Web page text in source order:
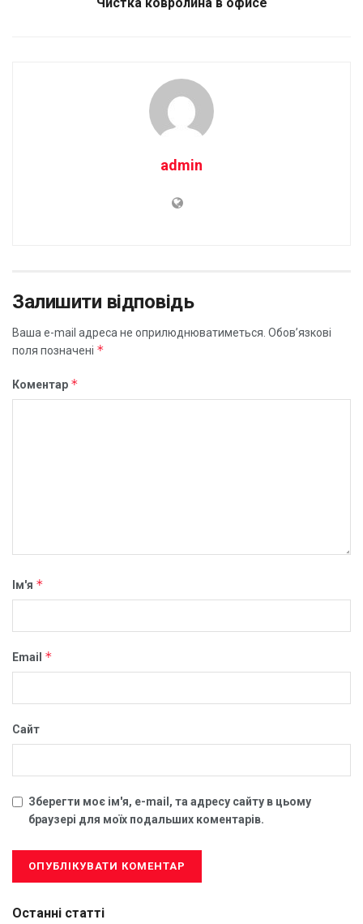
admin
Залишити відповідь
Ваша e-mail адреса не оприлюднюватиметься. Обов’язкові
поля позначені *
Коментар *
Ім'я *
Email *
Сайт
Зберегти моє ім'я, e-mail, та адресу сайту в цьому
браузері для моїх подальших коментарів.
Останні статті